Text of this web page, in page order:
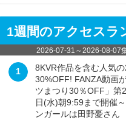
1週間のアクセスラ
2026-07-31 ～2026-08-07
1
8KVR作品を含む人気
30%OFF! FANZA動画
ツまつり30％OFF」第
日(水)朝9:59まで開催
ンガールは田野憂さん